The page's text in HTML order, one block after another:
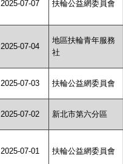
2025-07-07 扶輪公益網委員會
2025-07-04
地區扶輪青年服務
社
2025-07-03 扶輪公益網委員會
2025-07-02 新北市第六分區
2025-07-01 扶輪公益網委員會